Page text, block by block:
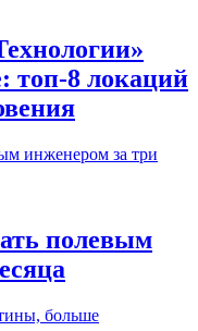
топ-8 локаций
полевым